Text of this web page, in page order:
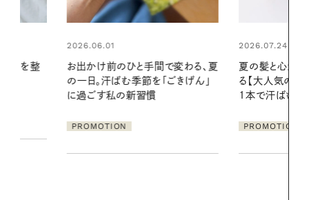
変わる、夏
2026.07.24
夏の髪と心が瞬時にリフレッシュす
る【大人気のドライシャンプー】 この
1本で汗ばむ季節も一日中心地よく
PROMOTION
2026.07.21
リーとの重